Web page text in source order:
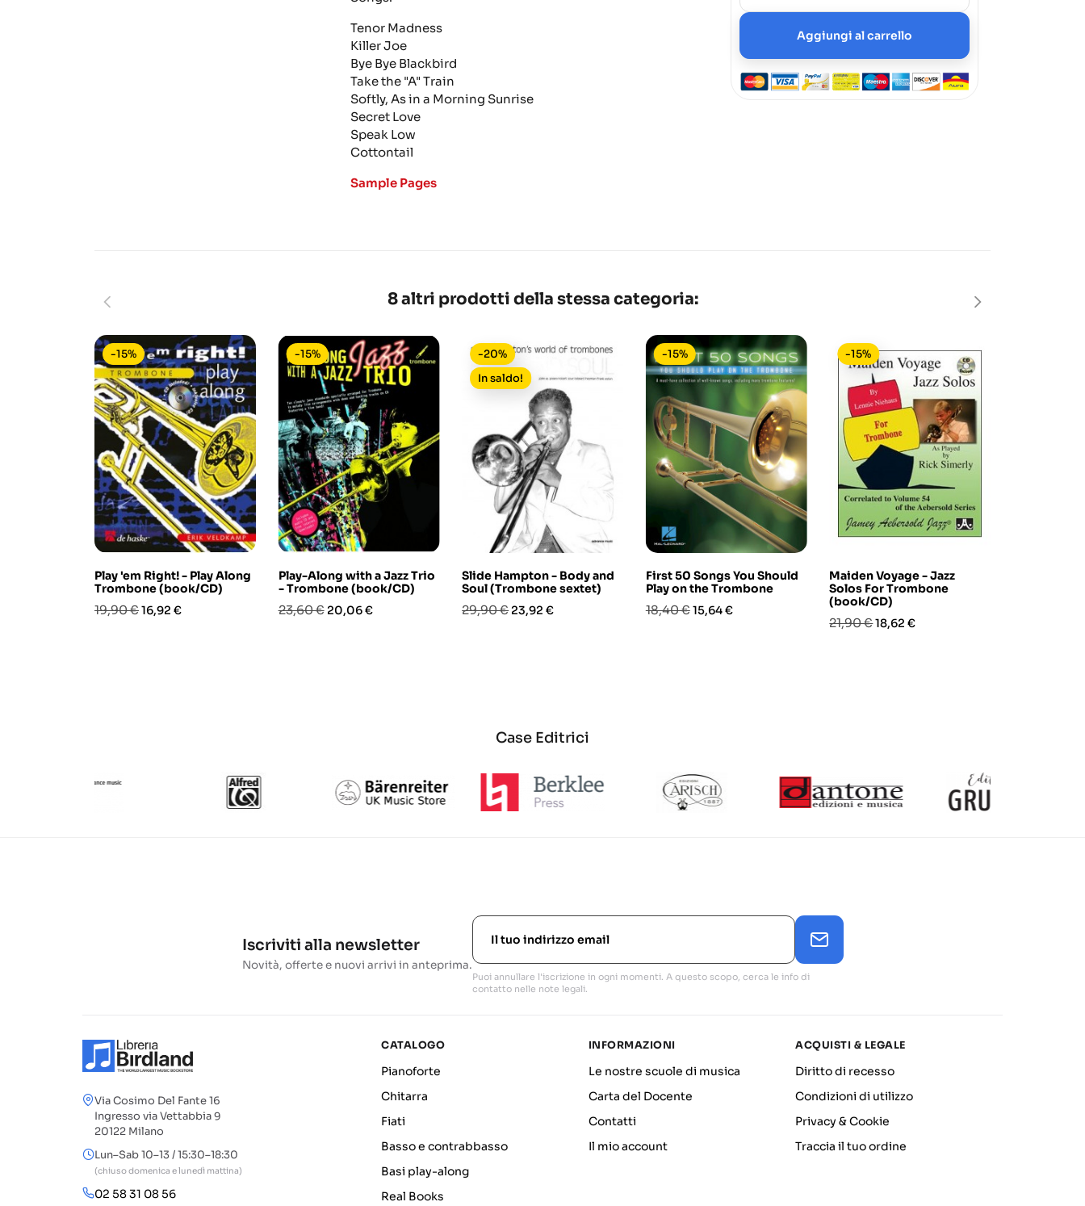
Tenor Madness
Killer Joe
Bye Bye Blackbird
Take the "A" Train
Softly, As in a Morning Sunrise
Secret Love
Speak Low
Cottontail
Sample Pages
Aggiungi al carrello
8 altri prodotti della stessa categoria:
Play 'em Right! - Play Along
Trombone (book/CD)
Prezzo
19,90 €Prezzo
16,92 €
-15%
Play-Along with a Jazz Trio
- Trombone (book/CD)
Prezzo
23,60 € Prezzo
20,06 €
-15%
Slide Hampton - Body and
Soul (Trombone sextet)
Prezzo
29,90 € Prezzo
23,92 €
-20%
In saldo!
First 50 Songs You Should
Play on the Trombone
Prezzo
18,40 €Prezzo
15,64 €
-15%
Maiden Voyage - Jazz
Solos For Trombone
(book/CD)
Prezzo
21,90 €Prezzo
18,62 €
-15%
Case Editrici
Iscriviti alla newsletter
Novità, offerte e nuovi arrivi in anteprima.
Puoi annullare l'iscrizione in ogni momenti. A questo scopo, cerca le info di
contatto nelle note legali.
Via Cosimo Del Fante 16
Ingresso via Vettabbia 9
20122 Milano
Lun–Sab 10–13 / 15:30–18:30
(chiuso domenica e lunedì mattina)
02 58 31 08 56
CATALOGO
Pianoforte
Chitarra
Fiati
Basso e contrabbasso
Basi play-along
Real Books
INFORMAZIONI
Le nostre scuole di musica
Carta del Docente
Contatti
Il mio account
ACQUISTI & LEGALE
Diritto di recesso
Condizioni di utilizzo
Privacy & Cookie
Traccia il tuo ordine